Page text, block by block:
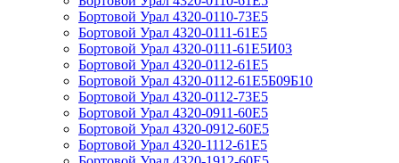
Бортовой Урал 4320-0110-73Е5
Бортовой Урал 4320-0111-61Е5
Бортовой Урал 4320-0111-61Е5И03
Бортовой Урал 4320-0112-61Е5
Бортовой Урал 4320-0112-61Е5Б09Б10
Бортовой Урал 4320-0112-73Е5
Бортовой Урал 4320-0911-60Е5
Бортовой Урал 4320-0912-60Е5
Бортовой Урал 4320-1112-61Е5